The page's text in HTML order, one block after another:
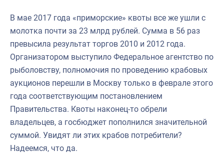
В мае 2017 года «приморские» квоты все же ушли с
молотка почти за 23 млрд рублей. Сумма в 56 раз
превысила результат торгов 2010 и 2012 года.
Организатором выступило Федеральное агентство по
рыболовству, полномочия по проведению крабовых
аукционов перешли в Москву только в феврале этого
года соответствующим постановлением
Правительства. Квоты наконец-то обрели
владельцев, а госбюджет пополнился значительной
суммой. Увидят ли этих крабов потребители?
Надеемся, что да.